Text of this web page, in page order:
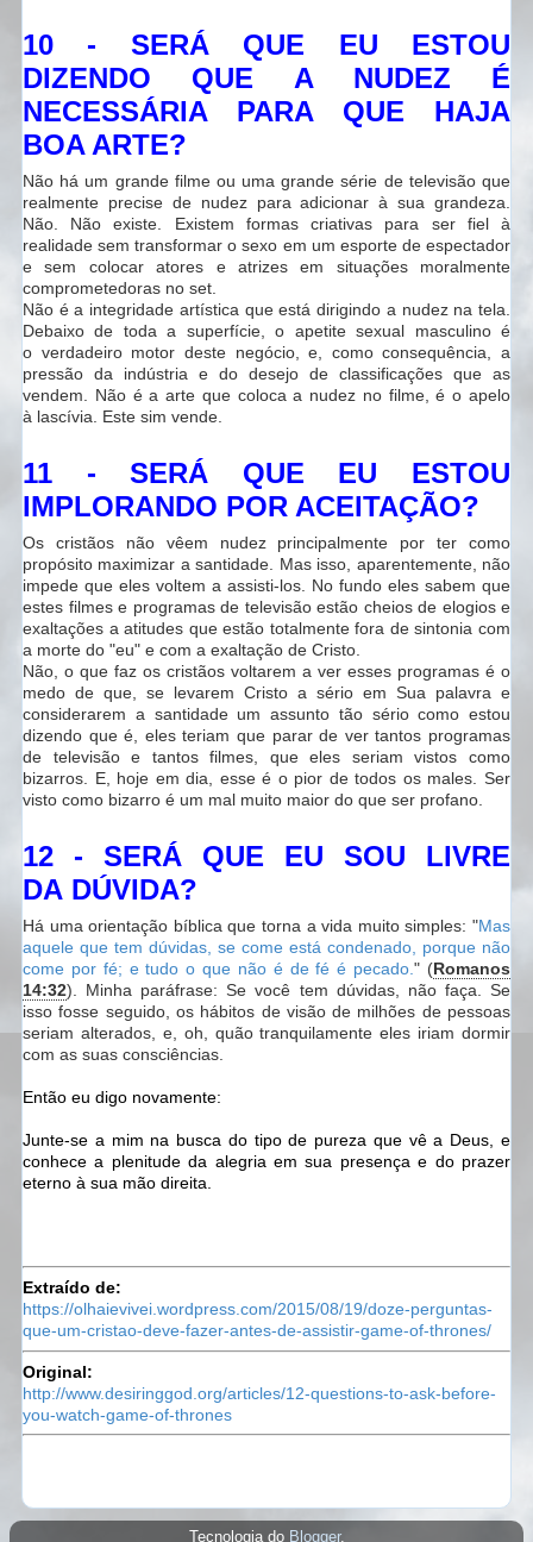
10 - SERÁ QUE EU ESTOU
DIZENDO QUE A NUDEZ É
NECESSÁRIA PARA QUE HAJA
BOA ARTE?
Não há um grande filme ou uma grande série de televisão que
realmente precise de nudez para adicionar à sua grandeza.
Não. Não existe. Existem formas criativas para ser fiel à
realidade sem transformar o sexo em um esporte de espectador
e sem colocar atores e atrizes em situações moralmente
comprometedoras no set.
Não é a integridade artística que está dirigindo a nudez na tela.
Debaixo de toda a superfície, o apetite sexual masculino é
o verdadeiro motor deste negócio, e, como consequência, a
pressão da indústria e do desejo de classificações que as
vendem. Não é a arte que coloca a nudez no filme, é o apelo
à lascívia. Este sim vende.
11 - SERÁ QUE EU ESTOU
IMPLORANDO POR ACEITAÇÃO?
Os cristãos não vêem nudez principalmente por ter como
propósito maximizar a santidade. Mas isso, aparentemente, não
impede que eles voltem a assisti-los. No fundo eles sabem que
estes filmes e programas de televisão estão cheios de elogios e
exaltações a atitudes que estão totalmente fora de sintonia com
a morte do "eu" e com a exaltação de Cristo.
Não, o que faz os cristãos voltarem a ver esses programas é o
medo de que, se levarem Cristo a sério em Sua palavra e
considerarem a santidade um assunto tão sério como estou
dizendo que é, eles teriam que parar de ver tantos programas
de televisão e tantos filmes, que eles seriam vistos como
bizarros. E, hoje em dia, esse é o pior de todos os males. Ser
visto como bizarro é um mal muito maior do que ser profano.
12 - SERÁ QUE EU SOU LIVRE
DA DÚVIDA?
Há uma orientação bíblica que torna a vida muito simples: "Mas
aquele que tem dúvidas, se come está condenado, porque não
come por fé; e tudo o que não é de fé é pecado." (Romanos
14:32). Minha paráfrase: Se você tem dúvidas, não faça. Se
isso fosse seguido, os hábitos de visão de milhões de pessoas
seriam alterados, e, oh, quão tranquilamente eles iriam dormir
com as suas consciências.
Então eu digo novamente:
Junte-se a mim na busca do tipo de pureza que vê a Deus, e
conhece a plenitude da alegria em sua presença e do prazer
eterno à sua mão direita.
Extraído de:
https://olhaievivei.wordpress.com/2015/08/19/doze-perguntas-
que-um-cristao-deve-fazer-antes-de-assistir-game-of-thrones/
Original:
http://www.desiringgod.org/articles/12-questions-to-ask-before-
you-watch-game-of-thrones
Tecnologia do Blogger.